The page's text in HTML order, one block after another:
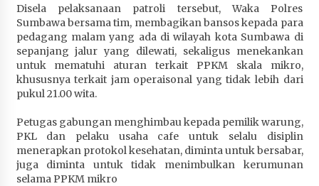
Sumbawa Terus Dirasakan Masyarakat
1 bulan ago
Disela pelaksanaan patroli tersebut, Waka Polres
Sumbawa bersama tim, membagikan bansos kepada para
pedagang malam yang ada di wilayah kota Sumbawa di
sepanjang jalur yang dilewati, sekaligus menekankan
untuk mematuhi aturan terkait PPKM skala mikro,
khususnya terkait jam operaisonal yang tidak lebih dari
pukul 21.00 wita.
Petugas gabungan menghimbau kepada pemilik warung,
PKL dan pelaku usaha cafe untuk selalu disiplin
menerapkan protokol kesehatan, diminta untuk bersabar,
juga diminta untuk tidak menimbulkan kerumunan
selama PPKM mikro